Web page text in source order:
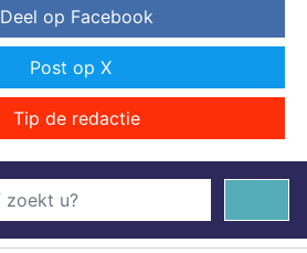
Deel op Facebook
Post op X
Tip de redactie